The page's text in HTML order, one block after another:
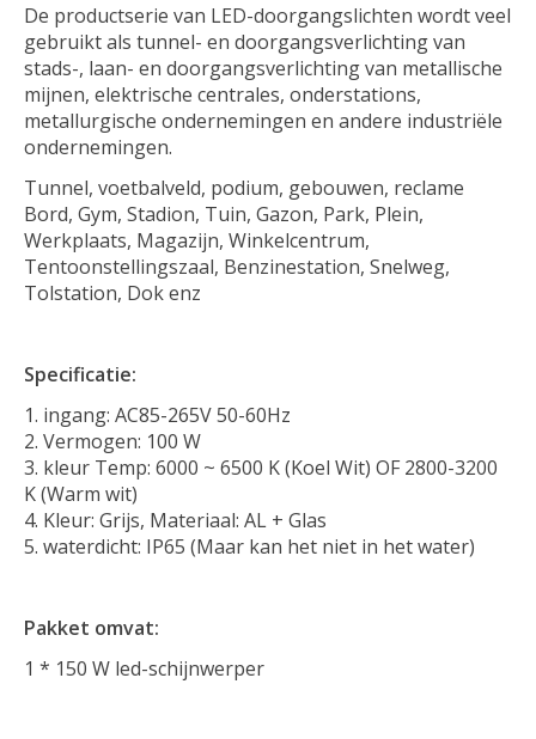
De productserie van LED-doorgangslichten wordt veel
gebruikt als tunnel- en doorgangsverlichting van
stads-, laan- en doorgangsverlichting van metallische
mijnen, elektrische centrales, onderstations,
metallurgische ondernemingen en andere industriële
ondernemingen.
Tunnel, voetbalveld, podium, gebouwen, reclame
Bord, Gym, Stadion, Tuin, Gazon, Park, Plein,
Werkplaats, Magazijn, Winkelcentrum,
Tentoonstellingszaal, Benzinestation, Snelweg,
Tolstation, Dok enz
Specificatie:
ingang: AC85-265V 50-60Hz
Vermogen: 100 W
kleur Temp: 6000 ~ 6500 K (Koel Wit) OF 2800-3200
K (Warm wit)
Kleur: Grijs, Materiaal: AL + Glas
waterdicht: IP65 (Maar kan het niet in het water)
Pakket omvat:
1 * 150 W led-schijnwerper